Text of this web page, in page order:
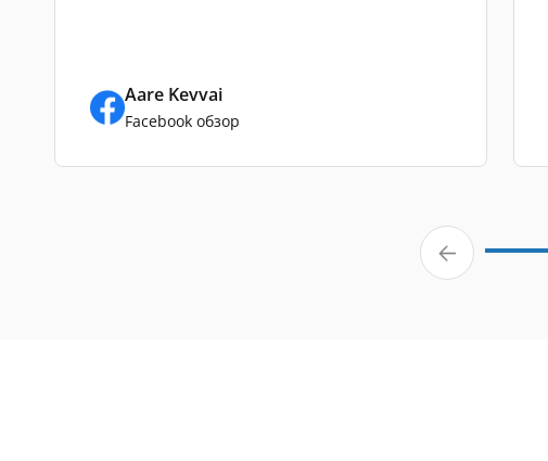
Aare Kevvai
Facebook обзор